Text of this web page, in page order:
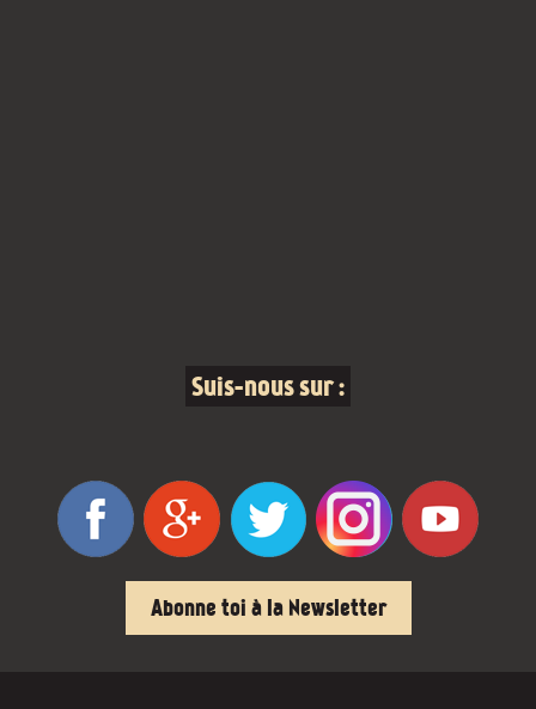
Suis-nous sur :
Abonne toi à la Newsletter